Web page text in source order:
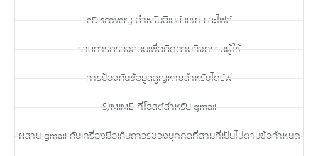
eDiscovery สำหรับอีเมล์ แชท และไฟล์
รายการตรวจสอบเพื่อติดตามกิจกรรมผู้ใช้
การป้องกันข้อมูลสูญหายสำหรับไดร์ฟ
S/MIME ที่โฮสต์สำหรับ gmail
ผสาน gmail กับเครื่องมือเก็บถาวรของบุคคลที่สามที่เป็นไปตามข้อกำหนด